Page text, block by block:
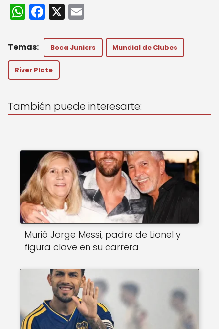
W
h
a
ts
A
p
F
a
c
e
b
o
k
X
ai
l
Boca Juniors Mundial de Clubes
River Plate
También puede interesarte:
Murió Jorge Messi, padre de Lionel y
figura clave en su carrera